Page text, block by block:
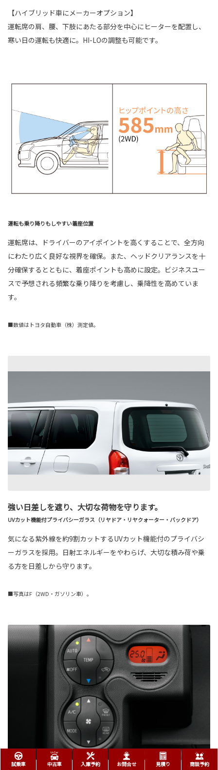
【ハイブリッド車にメーカーオプション】
運転席の肩、腰、下肢にあたる部分を中心にヒーターを配置し、
寒い日の運転も快適に。HI-LOの調整も可能です。
運転も乗り降りもしやすい着座位置
運転席は、ドライバーのアイポイントを高くすることで、全方向
にわたり広く良好な視界を確保。また、ヘッドクリアランスを十
分確保するとともに、着座ポイントも高めに設定。ビジネスユー
スで予想される頻繁な乗り降りを考慮し、乗降性を高めていま
す。
■数値はトヨタ自動車（株）測定値。
強い日差しを遮り、大切な荷物を守ります。
UVカット機能付プライバシーガラス（リヤドア・リヤクォーター・バックドア）
気になる紫外線を約9割カットするUVカット機能付のプライバシ
ーガラスを採用。日射エネルギーをやわらげ、大切な積み荷や乗
る方を日差しから守ります。
■写真はF（2WD・ガソリン車）。
試乗車 中古車 入庫予約 お問合せ 見積り 商談予約